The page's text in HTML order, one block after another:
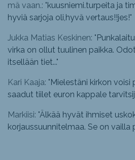
mä vaan.: "kuusniemi.turpeita ja
hyviä sarjoja oli,hyvä vertaus!!jes!"
Jukka Matias Keskinen: "
virka on ollut tuulinen paikka.
itsellään tiet..."
Kari Kaaja: "Mielestäni kirkon voisi
saadut tiilet euron kappale
Markiisi: "Älkää hyvät ihmiset
korjaussuunnitelmaa. Se on vailla